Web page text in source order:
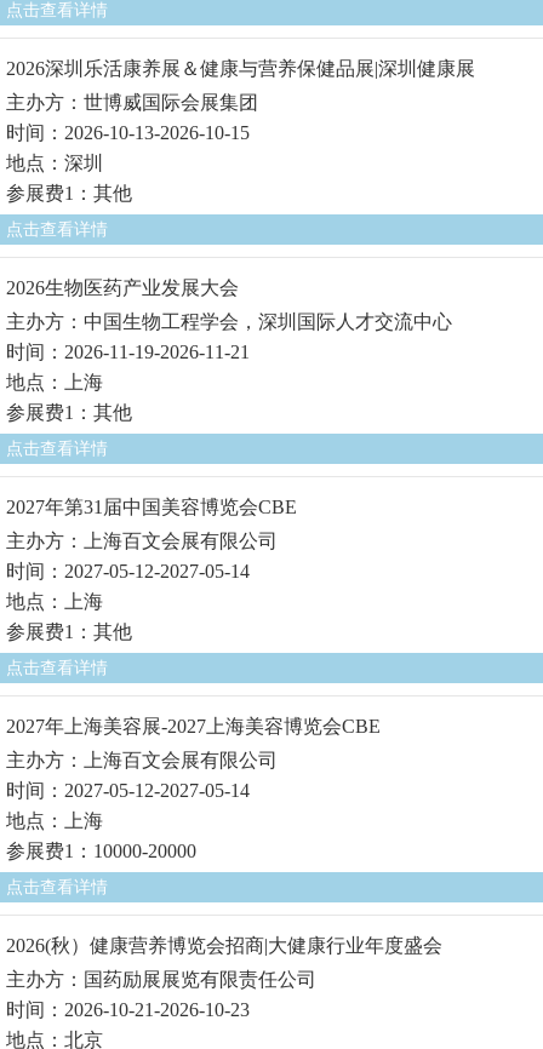
点击查看详情
2026深圳乐活康养展＆健康与营养保健品展|深圳健康展
主办方：世博威国际会展集团
时间：2026-10-13-2026-10-15
地点：深圳
参展费1：其他
点击查看详情
2026生物医药产业发展大会
主办方：中国生物工程学会，深圳国际人才交流中心
时间：2026-11-19-2026-11-21
地点：上海
参展费1：其他
点击查看详情
2027年第31届中国美容博览会CBE
主办方：上海百文会展有限公司
时间：2027-05-12-2027-05-14
地点：上海
参展费1：其他
点击查看详情
2027年上海美容展-2027上海美容博览会CBE
主办方：上海百文会展有限公司
时间：2027-05-12-2027-05-14
地点：上海
参展费1：10000-20000
点击查看详情
2026(秋）健康营养博览会招商|大健康行业年度盛会
主办方：国药励展展览有限责任公司
时间：2026-10-21-2026-10-23
地点：北京